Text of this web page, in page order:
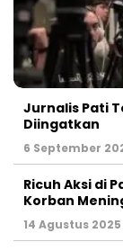
Jurnalis Pati
Diingatkan
6 September
Ricuh Aksi di
Korban
14 Agustus